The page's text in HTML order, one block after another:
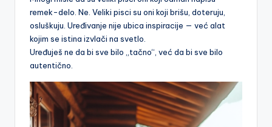
remek-delo. Ne. Veliki pisci su oni koji brišu, doteruju,
osluškuju. Uređivanje nije ubica inspiracije — već alat
kojim se istina izvlači na svetlo.
Uređuješ ne da bi sve bilo „tačno“, već da bi sve bilo
autentično.